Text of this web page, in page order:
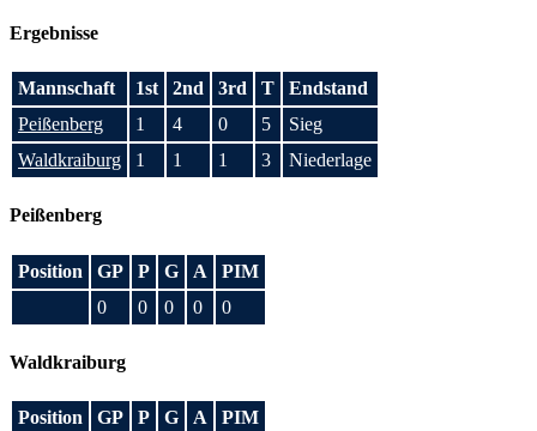
Ergebnisse
Mannschaft 1st 2nd 3rd T
Endstand
Peißenberg
1 4 0 5
Sieg
Waldkraiburg
1 1 1 3 Niederlage
Peißenberg
Position GP P G A
PIM
0
0 0 0 0
Waldkraiburg
Position GP P G A
PIM